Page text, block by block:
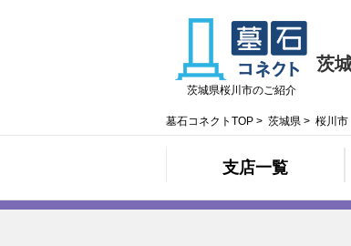
茨
茨城県桜川市のご紹介
墓石コネクトTOP > 茨城県 > 桜川市
支店一覧